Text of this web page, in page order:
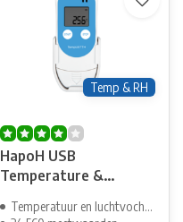
Temp & RH
HapoH USB
Temperature &
Temperatuur en luchtvochtigheid